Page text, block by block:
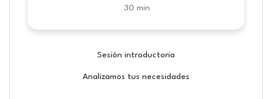
30 min
Sesión introductoria
Analizamos tus necesidades